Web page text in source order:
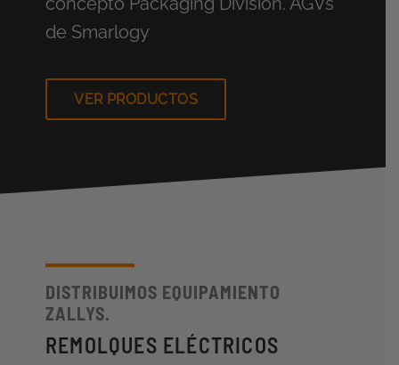
de Smarlogy
VER PRODUCTOS
DISTRIBUIMOS EQUIPAMIENTO
ZALLYS.
REMOLQUES ELÉCTRICOS